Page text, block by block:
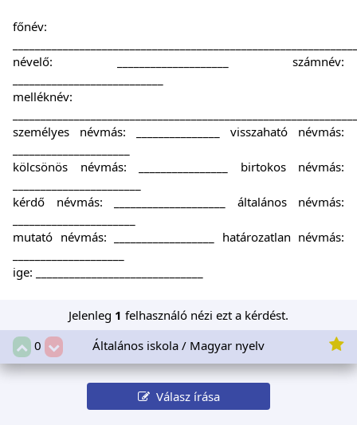
főnév:
névelő: ____________________ számnév:
melléknév:
személyes névmás: _______________ visszaható névmás:
kölcsönös névmás: ________________ birtokos névmás:
kérdő névmás: ____________________ általános névmás:
mutató névmás: __________________ határozatlan névmás:
ige: ______________________________
Jelenleg 1 felhasználó nézi ezt a kérdést.
0
Általános iskola / Magyar nyelv
Válasz írása